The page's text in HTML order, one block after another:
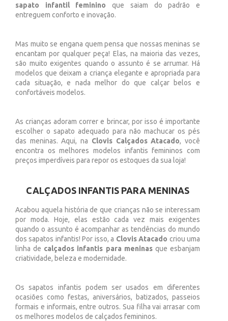
sapato infantil feminino que saiam do padrão e
entreguem conforto e inovação.
Mas muito se engana quem pensa que nossas meninas se
encantam por qualquer peça! Elas, na maioria das vezes,
são muito exigentes quando o assunto é se arrumar. Há
modelos que deixam a criança elegante e apropriada para
cada situação, e nada melhor do que calçar belos e
confortáveis modelos.
As crianças adoram correr e brincar, por isso é importante
escolher o sapato adequado para não machucar os pés
das meninas. Aqui, na Clovis Calçados Atacado, você
encontra os melhores modelos infantis femininos com
preços imperdíveis para repor os estoques da sua loja!
CALÇADOS INFANTIS PARA MENINAS
Acabou aquela história de que crianças não se interessam
por moda. Hoje, elas estão cada vez mais exigentes
quando o assunto é acompanhar as tendências do mundo
dos sapatos infantis! Por isso, a Clovis Atacado criou uma
linha de calçados infantis para meninasque esbanjam
criatividade, beleza e modernidade.
Os sapatos infantis podem ser usados em diferentes
ocasiões como festas, aniversários, batizados, passeios
formais e informais, entre outros. Sua filha vai arrasar com
os melhores modelos de calçados femininos.